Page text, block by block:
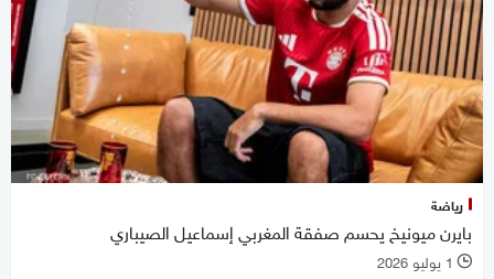
رياضة
بايرن ميونيخ يحسم صفقة المغربي إسماعيل الصيباري
l 1 يوليو 2026